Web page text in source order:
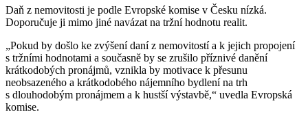
Daň z nemovitosti je podle Evropské komise v Česku nízká.
Doporučuje ji mimo jiné navázat na tržní hodnotu realit.
„Pokud by došlo ke zvýšení daní z nemovitostí a k jejich propojení
s tržními hodnotami a současně by se zrušilo příznivé danění
krátkodobých pronájmů, vznikla by motivace k přesunu
neobsazeného a krátkodobého nájemního bydlení na trh
s dlouhodobým pronájmem a k hustší výstavbě,“ uvedla Evropská
komise.